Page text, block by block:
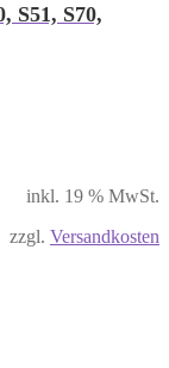
S51, S70,
inkl. 19 % MwSt.
zzgl. Versandkosten